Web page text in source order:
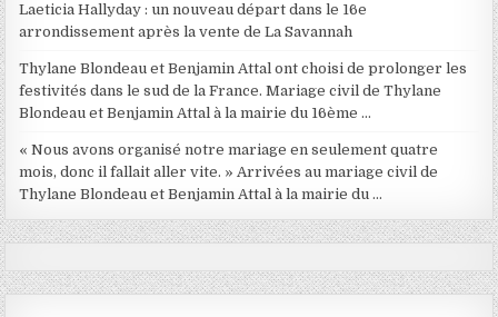
Laeticia Hallyday : un nouveau départ dans le 16e
arrondissement après la vente de La Savannah
Thylane Blondeau et Benjamin Attal ont choisi de prolonger les
festivités dans le sud de la France. Mariage civil de Thylane
Blondeau et Benjamin Attal à la mairie du 16ème …
« Nous avons organisé notre mariage en seulement quatre
mois, donc il fallait aller vite. » Arrivées au mariage civil de
Thylane Blondeau et Benjamin Attal à la mairie du …